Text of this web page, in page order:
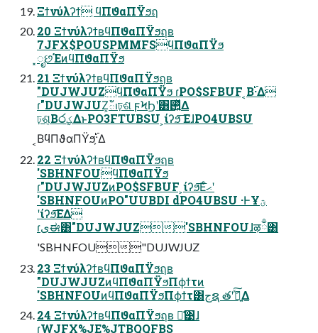
Ξϯνύλʔϯ ϥΠϑαΠΫϧฤ
20 ΞϯνύλʔϯʙϥΠϑαΠΫϧฤʙ
7JFX$POUSPMMFSϥΠϑαΠΫϧ
͓ೃછΈͷϥΠϑαΠΫϧ
21 ΞϯνύλʔϯʙϥΠϑαΠΫϧฤʙ
"DUJWJUZϥΠϑαΠΫϧ ɾPO$SFBUF ͔Β࢝·Δ
ɾ"DUJWJUZ͕ఀࢭঢ়ଶ ϝϞϦʹ͸࢒͍ͬͯΔ
ঢ়ଶ͔Β෮ؼ͢ΔͱPO3FTUBSU ͕ίʔϧ͞ ΕɺPO4UBSU
͔ΒϥΠϑαΠΫϧ͕࢝·Δ
22 ΞϯνύλʔϯʙϥΠϑαΠΫϧฤʙ
'SBHNFOUϥΠϑαΠΫϧ
ɾ"DUJWJUZͷPO$SFBUF ͕ίʔϧ͞Εͨޙʹ
'SBHNFOUͷPO"UUBDI dPO4UBSU ·ͰҰؾ
ʹίʔϧ͞ΕΔ
ɾىಈ͸"DUJWJUZ'SBHNFOUɺऴྃ͸
'SBHNFOU"DUJWJUZ
23 ΞϯνύλʔϯʙϥΠϑαΠΫϧฤʙ
"DUJWJUZͷϥΠϑαΠΫϧΠϕϯτͷ
'SBHNFOUͷϥΠϑαΠΫϧΠϕϯτ͸جຊ తʹަ͍ࠩͯ͠Δ
24 ΞϯνύλʔϯʙϥΠϑαΠΫϧฤʙ ྫ͑͹ɺ
ɾWJFX%JE%JTBQQFBS